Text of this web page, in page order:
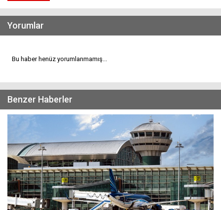
Yorumlar
Bu haber henüz yorumlanmamış...
Benzer Haberler